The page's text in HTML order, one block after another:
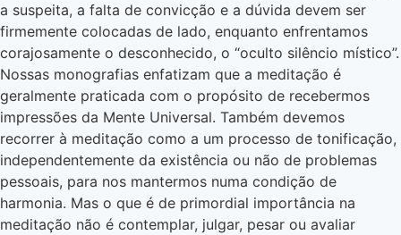
a suspeita, a falta de convicção e a dúvida devem ser
firmemente colocadas de lado, enquanto enfrentamos
corajosamente o desconhecido, o “oculto silêncio místico”.
Nossas monografias enfatizam que a meditação é
geralmente praticada com o propósito de recebermos
impressões da Mente Universal. Também devemos
recorrer à meditação como a um processo de tonificação,
independentemente da existência ou não de problemas
pessoais, para nos mantermos numa condição de
harmonia. Mas o que é de primordial importância na
meditação não é contemplar, julgar, pesar ou avaliar